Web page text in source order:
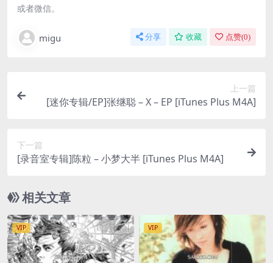
或者微信。
migu 分享 收藏 点赞(0)
上一篇
[迷你专辑/EP]张继聪 – X – EP [iTunes Plus M4A]
下一篇
[录音室专辑]陈粒 – 小梦大半 [iTunes Plus M4A]
相关文章
VIP VIP